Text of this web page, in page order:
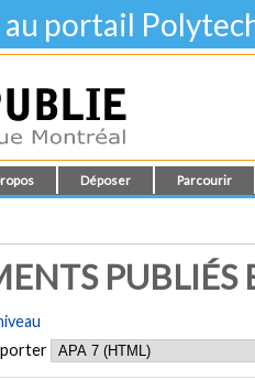
au portail
Déposer Parcourir
PUBLIÉS